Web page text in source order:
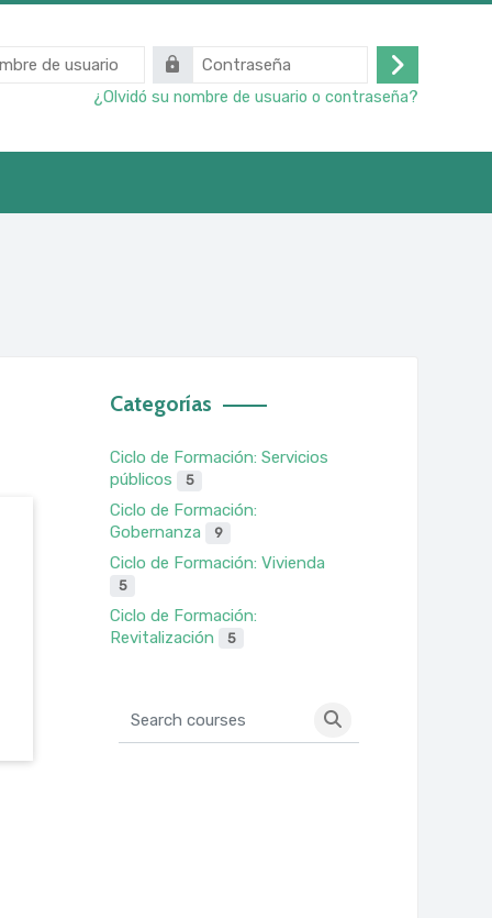
Contraseña
Acceder
¿Olvidó su nombre de usuario o contraseña?
Categorías
Ciclo de Formación: Servicios
públicos
5
Ciclo de Formación:
Gobernanza
9
Ciclo de Formación: Vivienda
5
Ciclo de Formación:
Revitalización
5
Search courses
Search courses